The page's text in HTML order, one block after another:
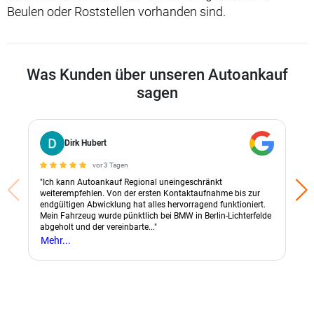
Beulen oder Roststellen vorhanden sind.
Was Kunden über unseren Autoankauf
sagen
Dirk Hubert
vor 3 Tagen
"Ich kann Autoankauf Regional uneingeschränkt
weiterempfehlen. Von der ersten Kontaktaufnahme bis zur
endgültigen Abwicklung hat alles hervorragend funktioniert.
Mein Fahrzeug wurde pünktlich bei BMW in Berlin-Lichterfelde
abgeholt und der vereinbarte..."
Mehr...